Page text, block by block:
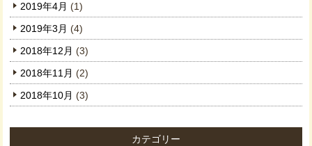
2019年4月 (1)
2019年3月 (4)
2018年12月 (3)
2018年11月 (2)
2018年10月 (3)
カテゴリー